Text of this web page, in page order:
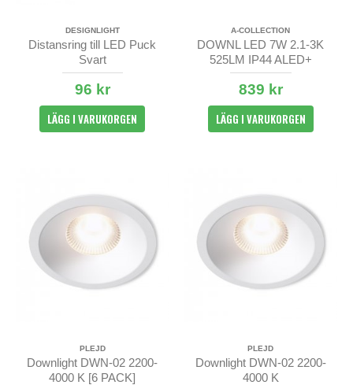
DESIGNLIGHT
Distansring till LED Puck
Svart
96 kr
LÄGG I VARUKORGEN
A-COLLECTION
DOWNL LED 7W 2.1-3K
525LM IP44 ALED+
AMBIDIM
839 kr
LÄGG I VARUKORGEN
PLEJD
Downlight DWN-02 2200-
4000 K [6 PACK]
PLEJD
Downlight DWN-02 2200-
4000 K